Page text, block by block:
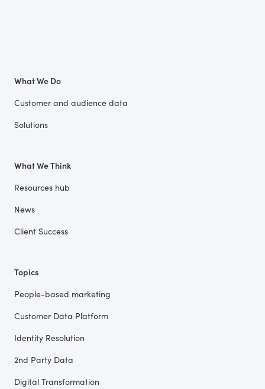
What We Do
Customer and audience data
Solutions
What We Think
Resources hub
News
Client Success
Topics
People-based marketing
Customer Data Platform
Identity Resolution
2nd Party Data
Digital Transformation